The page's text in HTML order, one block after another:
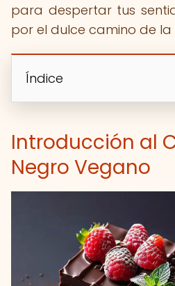
para despertar tus
por el dulce camino de
Índice
Introducción al
Negro Vegano